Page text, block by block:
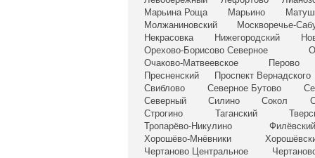
Марьина Роща
Марьино
Молжаниновский
Москворечье-
Некрасовка
Нижегородский
Орехово-Борисово Северное
Очаково-Матвеевское
Перово
Пресненский
Проспект Вернадского
Свиблово
Северное Бутово
Северный
Силино Сокол
Строгино
Таганский
Тропарёво-Никулино
Хорошёво-Мнёвники
Чертаново Центральное